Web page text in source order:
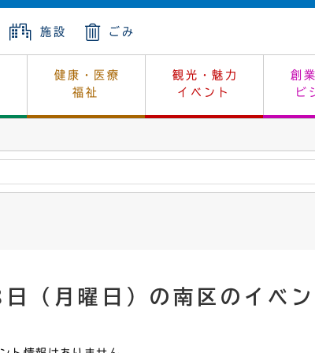
施設 ごみ
健康・医療
福祉
観光・魅力
イベント
創
ビ
上下水道
消費生活
住所変更
生涯学習
幼稚園一覧
休日当番医
健所
レジャー・スポーツ
じめよう、ハマライフ
土地
環境対策
市長の部屋
選挙
監査
月曜日）の南区のイベン